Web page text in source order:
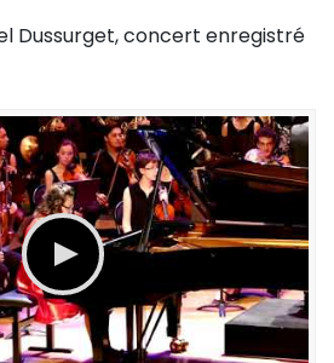
Dussurget, concert enregistré